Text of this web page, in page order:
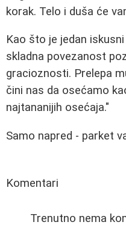
korak. Telo i duša će
Kao što je jedan
skladna povezanost
gracioznosti. Prelepa
čini nas da osećamo
najtananijih osećaja."
Samo napred - parket
Komentari
Trenutno nema